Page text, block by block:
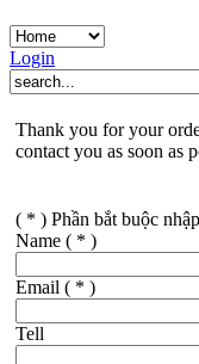
Login
Thank you for your
contact you as soon as
( * ) Phần bắt buộc
Name ( * )
Email ( * )
Tell